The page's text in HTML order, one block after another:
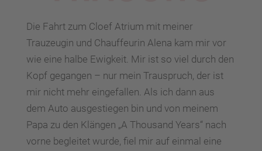
Die Fahrt zum Cloef Atrium mit meiner
Trauzeugin und Chauffeurin Alena kam mir vor
wie eine halbe Ewigkeit. Mir ist so viel durch den
Kopf gegangen – nur mein Trauspruch, der ist
mir nicht mehr eingefallen. Als ich dann aus
dem Auto ausgestiegen bin und von meinem
Papa zu den Klängen „A Thousand Years“ nach
vorne begleitet wurde, fiel mir auf einmal eine